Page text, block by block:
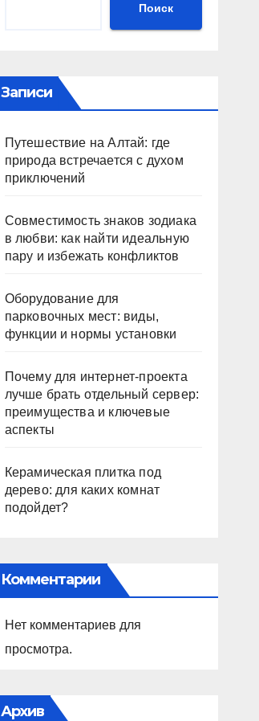
Поиск
Записи
Путешествие на Алтай: где
природа встречается с духом
приключений
Совместимость знаков зодиака
в любви: как найти идеальную
пару и избежать конфликтов
Оборудование для
парковочных мест: виды,
функции и нормы установки
Почему для интернет-проекта
лучше брать отдельный сервер:
преимущества и ключевые
аспекты
Керамическая плитка под
дерево: для каких комнат
подойдет?
Комментарии
Нет комментариев для
просмотра.
Архив